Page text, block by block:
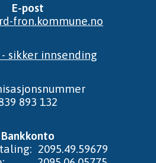
E-post
fron.kommune.no
sikker innsending
893 132
Bankkonto
2095.49.59679